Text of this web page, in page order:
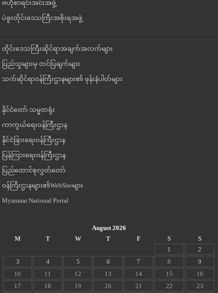
ဗဟိုစာရင်းအင်းအဖွဲ့
ပဲခူးတိုင်းဒေသကြီးအစိုးရအဖွဲ့
တိုင်းဒေသကြီးဆိုင်ရာအချက်အလက်များ
ပြည်သူများမှ တင်ပြချက်များ
သက်ဆိုင်ရာဝန်ကြီးဌာနများ၏ ဖုန်းနံပါတ်များ
နိုင်ငံတော် သမ္မတရုံး
ကာကွယ်ရေးဝန်ကြီးဌာန
နိုင်ငံခြားရေးဝန်ကြီးဌာန
ပြန်ကြားရေးဝန်ကြီးဌာန
ပြည်ထောင်စုလွှတ်တော်
ဝန်ကြီးဌာနများ၏WebSiteများ
Myanmar National Portal
August 2026
M
T W T F S
S
1
2
3
4 5 6 7 8
9
10
11 12 13 14 15
16
17
18 19 20 21 22
23